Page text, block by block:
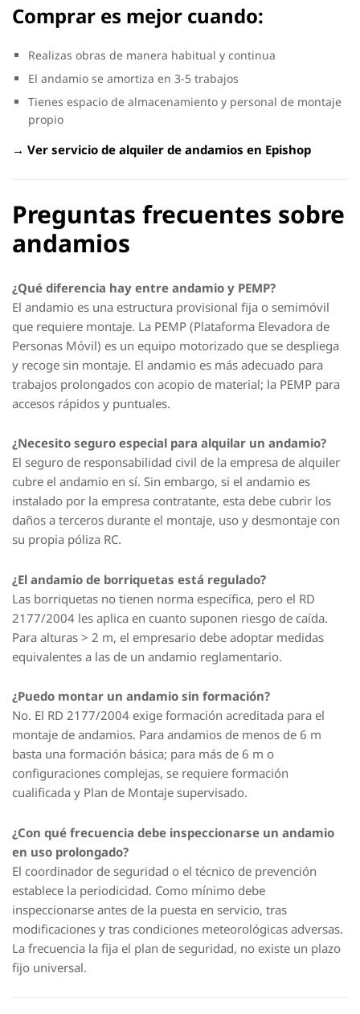
Comprar es mejor cuando:
Realizas obras de manera habitual y continua
El andamio se amortiza en 3-5 trabajos
Tienes espacio de almacenamiento y personal de montaje
propio
→ Ver servicio de alquiler de andamios en Epishop
Preguntas frecuentes sobre
andamios
¿Qué diferencia hay entre andamio y PEMP?
El andamio es una estructura provisional fija o semimóvil
que requiere montaje. La PEMP (Plataforma Elevadora de
Personas Móvil) es un equipo motorizado que se despliega
y recoge sin montaje. El andamio es más adecuado para
trabajos prolongados con acopio de material; la PEMP para
accesos rápidos y puntuales.
¿Necesito seguro especial para alquilar un andamio?
El seguro de responsabilidad civil de la empresa de alquiler
cubre el andamio en sí. Sin embargo, si el andamio es
instalado por la empresa contratante, esta debe cubrir los
daños a terceros durante el montaje, uso y desmontaje con
su propia póliza RC.
¿El andamio de borriquetas está regulado?
Las borriquetas no tienen norma específica, pero el RD
2177/2004 les aplica en cuanto suponen riesgo de caída.
Para alturas > 2 m, el empresario debe adoptar medidas
equivalentes a las de un andamio reglamentario.
¿Puedo montar un andamio sin formación?
No. El RD 2177/2004 exige formación acreditada para el
montaje de andamios. Para andamios de menos de 6 m
basta una formación básica; para más de 6 m o
configuraciones complejas, se requiere formación
cualificada y Plan de Montaje supervisado.
¿Con qué frecuencia debe inspeccionarse un andamio
en uso prolongado?
El coordinador de seguridad o el técnico de prevención
establece la periodicidad. Como mínimo debe
inspeccionarse antes de la puesta en servicio, tras
modificaciones y tras condiciones meteorológicas adversas.
La frecuencia la fija el plan de seguridad, no existe un plazo
fijo universal.